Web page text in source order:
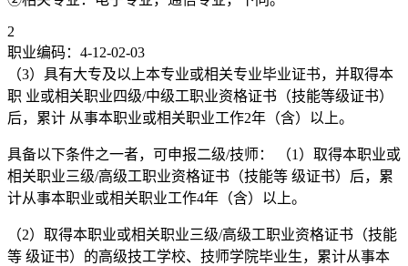
2
职业编码：4-12-02-03
（3）具有大专及以上本专业或相关专业毕业证书，并取得本
职 业或相关职业四级/中级工职业资格证书（技能等级证书）
后，累计 从事本职业或相关职业工作2年（含）以上。
具备以下条件之一者，可申报二级/技师： （1）取得本职业或
相关职业三级/高级工职业资格证书（技能等 级证书）后，累
计从事本职业或相关职业工作4年（含）以上。
（2）取得本职业或相关职业三级/高级工职业资格证书（技能
等 级证书）的高级技工学校、技师学院毕业生，累计从事本